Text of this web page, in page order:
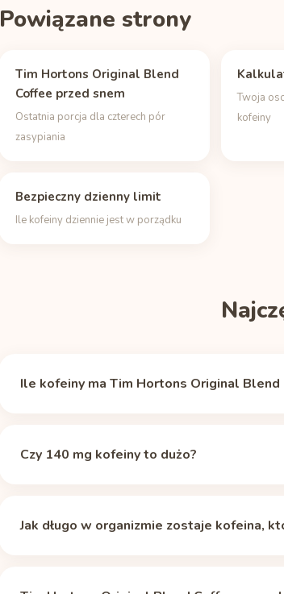
Powiązane strony
Tim Hortons Original Blend
Coffee przed snem
Ostatnia porcja dla czterech pór
zasypiania
Twoja
kofeiny
Bezpieczny dzienny limit
Ile kofeiny dziennie jest w porządku
Ile kofeiny ma Tim Hortons Original Blend
kofeiny, niż ma zwykła filiżanka kawy
Czy 140 mg kofeiny to dużo?
Jak długo w organizmie zostaje kofeina,